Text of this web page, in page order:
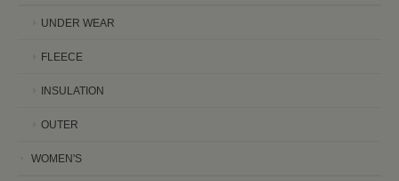
UNDER WEAR
FLEECE
INSULATION
OUTER
WOMEN'S